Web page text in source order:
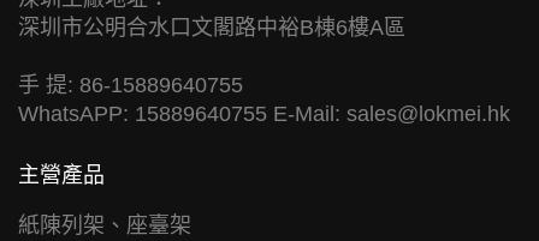
深圳市公明合水口文閣路中裕B棟6樓A區
手 提: 86-15889640755
WhatsAPP: 15889640755 E-Mail: sales@lokmei.hk
主營產品
紙陳列架、座臺架